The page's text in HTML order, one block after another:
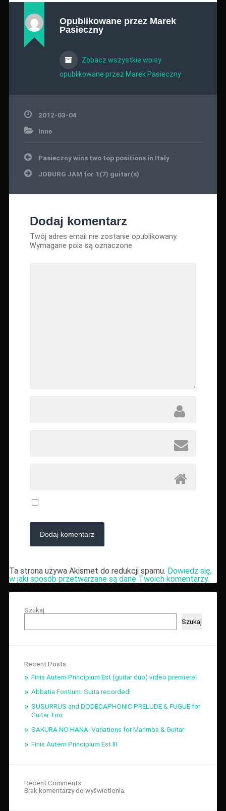
Opublikowane przez Marek
Pasieczny
Zobacz wszystkie wpisy
opublikowane przez Marek Pasieczny
2012-03-04
Inne
Nawigacja
wpisu
Pasieczny wins two top positions in Italy
JOBURG JAM for 1(7) guitar(s)
Dodaj komentarz
Twój adres email nie zostanie opublikowany.
Wymagane pola są oznaczone
Ta strona używa Akismet do redukcji spamu. Dowiedz się,
w jaki sposób przetwarzane są dane Twoich komentarzy.
Szukaj
Szukaj
Recent Posts
Finis Autem Principium Est (guitar duo) video premiere!
Abbatia Fontium: Suita recorded!
SUSURRUS and DODECAPHONIC PRELUDE & FUGUE for
Guitar Trio
SAKURA NO HANA: Variations for Marimba & Guitar
Finis Autem Principium Est III
Recent Comments
Brak komentarzy do wyświetlenia.